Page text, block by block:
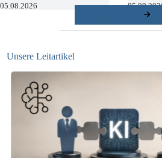
05.08.2026
Unsere Leitartikel